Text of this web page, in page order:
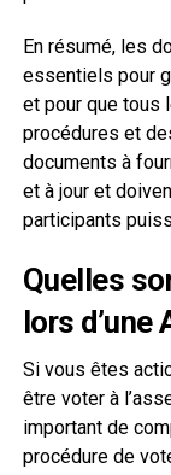
En résumé, les
essentiels pour
et pour que tous
procédures et
documents à
et à jour et
participants
Quelles
lors d’une
Si vous êtes
être voter à
important de
procédure de